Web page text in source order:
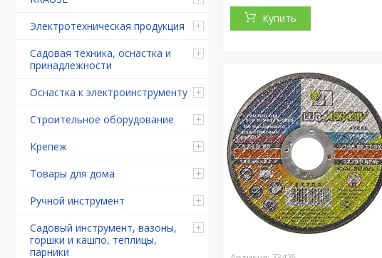
Электротехническая продукция
Садовая техника, оснастка и
принадлежности
Оснастка к электроинструменту
Строительное оборудование
Крепеж
Товары для дома
Ручной инструмент
Садовый инструмент, вазоны,
горшки и кашпо, теплицы,
парники
Купить